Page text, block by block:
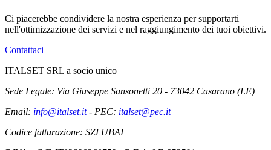
Ci piacerebbe condividere la nostra esperienza per supportarti
nell'ottimizzazione dei servizi e nel raggiungimento dei tuoi obiettivi.
Contattaci
ITALSET SRL a socio unico
Sede Legale: Via Giuseppe Sansonetti 20 - 73042 Casarano (LE)
Email: info@italset.it- PEC: italset@pec.it
Codice fatturazione: SZLUBAI